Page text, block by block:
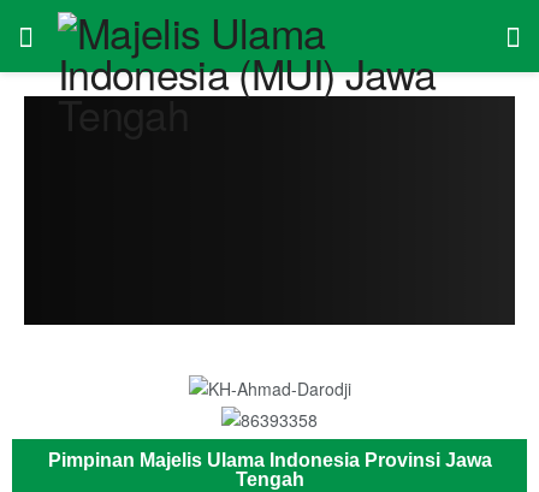
Pimpinan Majelis Ulama Indonesia Provinsi Jawa
Tengah